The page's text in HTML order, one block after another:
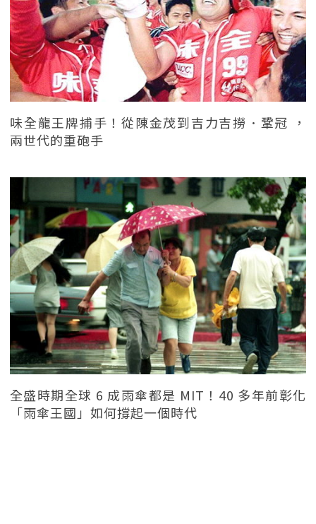
味全龍王牌捕手！從陳金茂到吉力吉撈．鞏冠 ，
兩世代的重砲手
全盛時期全球 6 成雨傘都是 MIT！40 多年前彰化
「雨傘王國」如何撐起一個時代